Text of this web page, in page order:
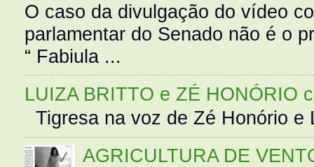
O caso da divulgação do vídeo
parlamentar do Senado não é o
“ Fabiula ...
LUIZA BRITTO e ZÉ HONÓRIO
Tigresa na voz de Zé Honório
AGRICULTURA DE